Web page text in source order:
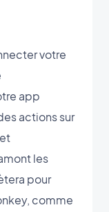
votre
app
actions sur
les
pour
comme